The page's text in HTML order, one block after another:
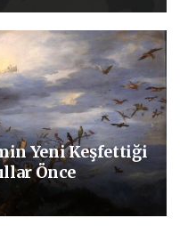
Yeni Keşfettiği
Önce